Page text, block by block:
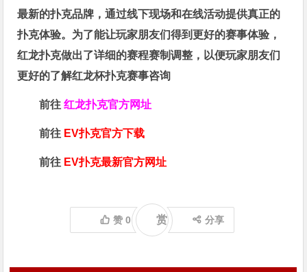
最新的扑克品牌，通过线下现场和在线活动提供真正的
扑克体验。为了能让玩家朋友们得到更好的赛事体验，
红龙扑克做出了详细的赛程赛制调整，以便玩家朋友们
更好的了解红龙杯扑克赛事咨询
前往红龙扑克官方网址
前往 EV扑克官方下载
前往 EV扑克最新官方网址
赞0 赏 分享